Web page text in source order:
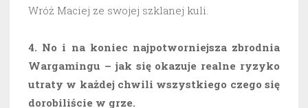
Wróż Maciej ze swojej szklanej kuli.
4. No i na koniec najpotworniejsza zbrodnia
Wargamingu – jak się okazuje realne ryzyko
utraty w każdej chwili wszystkiego czego się
dorobiliście w grze.